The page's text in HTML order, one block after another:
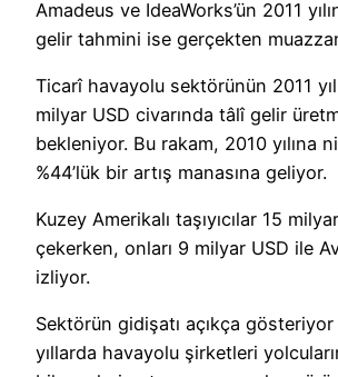
Amadeus ve IdeaWorks’ün 2011
gelir tahmini ise gerçekten
Ticarî havayolu sektörünün 2011
milyar USD civarında tâlî gelir
bekleniyor. Bu rakam, 2010 yılına
%44’lük bir artış manasına geliyor.
Kuzey Amerikalı taşıyıcılar 15
çekerken, onları 9 milyar USD ile
izliyor.
Sektörün gidişatı açıkça
yıllarda havayolu şirketleri